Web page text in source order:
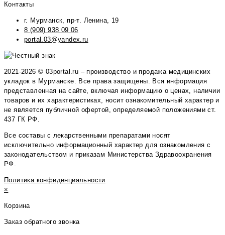
Контакты
г. Мурманск, пр-т. Ленина, 19
8 (909) 938 09 06
portal.03@yandex.ru
2021-2026 © 03portal.ru – производство и продажа медицинских
укладок в Мурманске. Все права защищены. Вся информация
представленная на сайте, включая информацию о ценах, наличии
товаров и их характеристиках, носит ознакомительный характер и
не является публичной офертой, определяемой положениями ст.
437 ГК РФ.
Все составы с лекарственными препаратами носят
исключительно информационный характер для ознакомления с
законодательством и приказам Министерства Здравоохранения
РФ.
Политика конфиденциальности
×
Корзина
Заказ обратного звонка